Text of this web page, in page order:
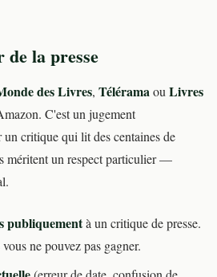
la presse
des Livres, TéléramaouLivres
C'est un jugement
critique qui lit des centaines de
méritent un respect particulier —
publiquementà un critique de presse.
ne pouvez pas gagner.